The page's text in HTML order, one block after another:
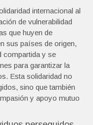
internacional al
de vulnerabilidad
que huyen de
sus países de origen,
compartida y se
para garantizar la
Esta solidaridad no
sino que también
y apoyo mutuo